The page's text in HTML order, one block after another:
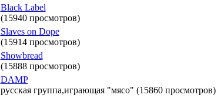
Black Label
(15940 просмотров)
Slaves on Dope
(15914 просмотров)
Showbread
(15888 просмотров)
DAMP
русская группа,играющая "мясо" (15860 просмотров)